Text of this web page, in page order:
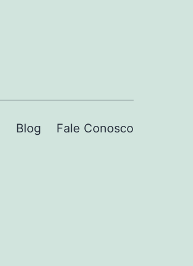
Blog Fale Conosco